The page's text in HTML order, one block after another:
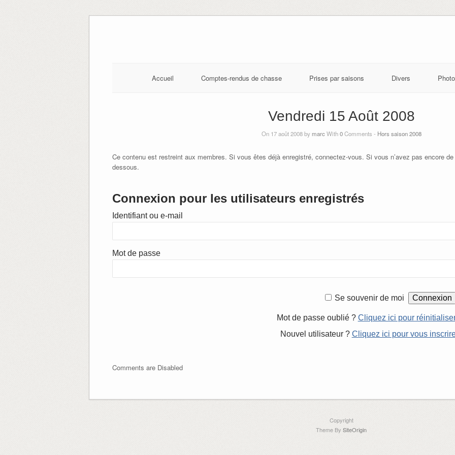
Accueil Comptes-rendus de chasse Prises par saisons Divers
Vendredi 15 Août 2008
On 17 août 2008 by marcWith0Comments - Hors saison 2008
Ce contenu est restreint aux membres. Si vous êtes déjà enregistré, connectez-vous. Si vous n’avez pas encore
dessous.
Connexion pour les utilisateurs enregistrés
Identifiant ou e-mail
Mot de passe
Se souvenir de moi
Mot de passe oublié ? Cliquez ici pour
Nouvel utilisateur ? Cliquez ici pour vous
Comments are Disabled
Copyright
Theme By SiteOrigin